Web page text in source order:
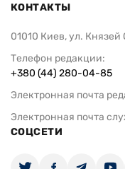
КОНТАКТЫ
01010 Киев, ул. Князей
Телефон редакции:
+380 (44) 280-04-85
Электронная почта
Электронная почта
СОЦСЕТИ